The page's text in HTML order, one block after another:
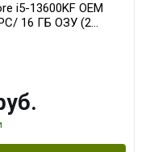
i5-13600KF OEM
16 ГБ ОЗУ (2
OC 16GB GDDR7